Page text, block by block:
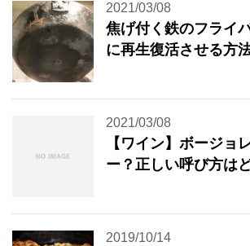
2021/03/08
焦げ付く鉄のフライ
に再生復活させる方
2021/03/08
【ワイン】ボージョ
ー？正しい呼び方は
2019/10/14